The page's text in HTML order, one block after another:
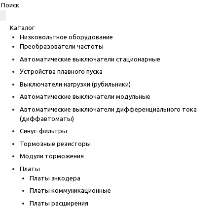
Каталог
Низковольтное оборудование
Преобразователи частоты
Автоматические выключатели стационарные
Устройства плавного пуска
Выключатели нагрузки (рубильники)
Автоматические выключатели модульные
Автоматические выключатели дифференциального тока
(диффавтоматы)
Синус-фильтры
Тормозные резисторы
Модули торможения
Платы
Платы энкодера
Платы коммуникационные
Платы расширения